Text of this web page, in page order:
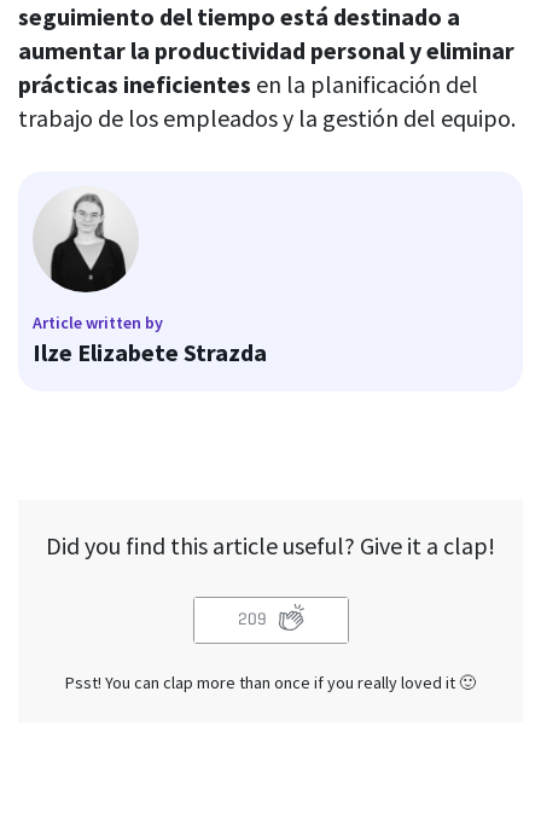
seguimiento del tiempo está destinado a
aumentar la productividad personal y eliminar
prácticas ineficientes en la planificación del
trabajo de los empleados y la gestión del equipo.
Article written by
Ilze Elizabete Strazda
Did you find this article useful? Give it a clap!
209
Psst! You can clap more than once if you really loved it 🙂